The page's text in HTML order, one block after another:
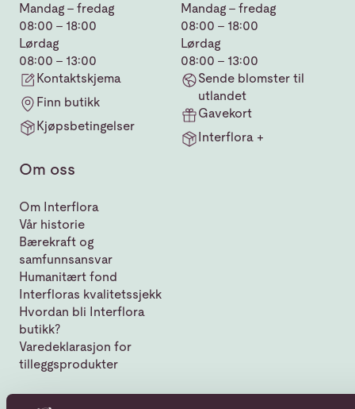
Mandag - fredag
08:00 - 18:00
Lørdag
08:00 - 13:00
Kontaktskjema
Finn butikk
Kjøpsbetingelser
Mandag - fredag
08:00 - 18:00
Lørdag
08:00 - 13:00
Sende blomster til
utlandet
Gavekort
Interflora +
Om oss
Om Interflora
Vår historie
Bærekraft og
samfunnsansvar
Humanitært fond
Interfloras kvalitetssjekk
Hvordan bli Interflora
butikk?
Varedeklarasjon for
tilleggsprodukter